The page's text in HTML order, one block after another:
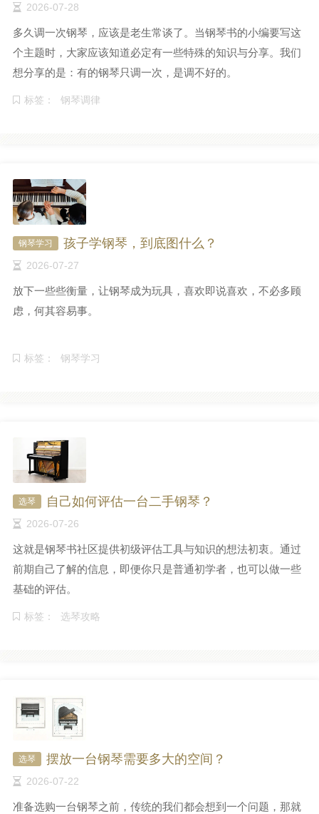
2026-07-28
多久调一次钢琴，应该是老生常谈了。当钢琴书的小编要写这
个主题时，大家应该知道必定有一些特殊的知识与分享。我们
想分享的是：有的钢琴只调一次，是调不好的。
标签： 钢琴调律
钢琴学习 孩子学钢琴，到底图什么？
2026-07-27
放下一些些衡量，让钢琴成为玩具，喜欢即说喜欢，不必多顾
虑，何其容易事。
标签： 钢琴学习
选琴 自己如何评估一台二手钢琴？
2026-07-26
这就是钢琴书社区提供初级评估工具与知识的想法初衷。通过
前期自己了解的信息，即便你只是普通初学者，也可以做一些
基础的评估。
标签： 选琴攻略
选琴 摆放一台钢琴需要多大的空间？
2026-07-22
准备选购一台钢琴之前，传统的我们都会想到一个问题，那就